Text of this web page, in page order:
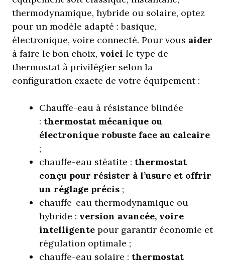
thermodynamique, hybride ou solaire, optez
pour un modèle adapté : basique,
électronique, voire connecté. Pour vous aider
à faire le bon choix, voici le type de
thermostat à privilégier selon la
configuration exacte de votre équipement :
Chauffe-eau à résistance blindée
: thermostat mécanique ou
électronique robuste face au calcaire
;
chauffe-eau stéatite : thermostat
conçu pour résister à l’usure et offrir
un réglage précis ;
chauffe-eau thermodynamique ou
hybride : version avancée, voire
intelligente pour garantir économie et
régulation optimale ;
chauffe-eau solaire : thermostat